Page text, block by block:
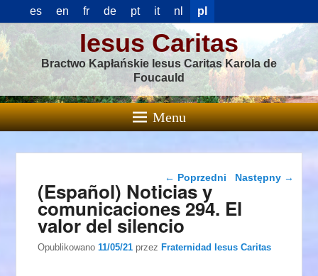
es en fr de pt it nl pl
Iesus Caritas
Bractwo Kapłańskie Iesus Caritas Karola de
Foucauld
Menu
Nawigacja wpisu
← Poprzedni Następny →
(Español) Noticias y
comunicaciones 294. El
valor del silencio
Opublikowano11/05/21 przezFraternidad Iesus Caritas